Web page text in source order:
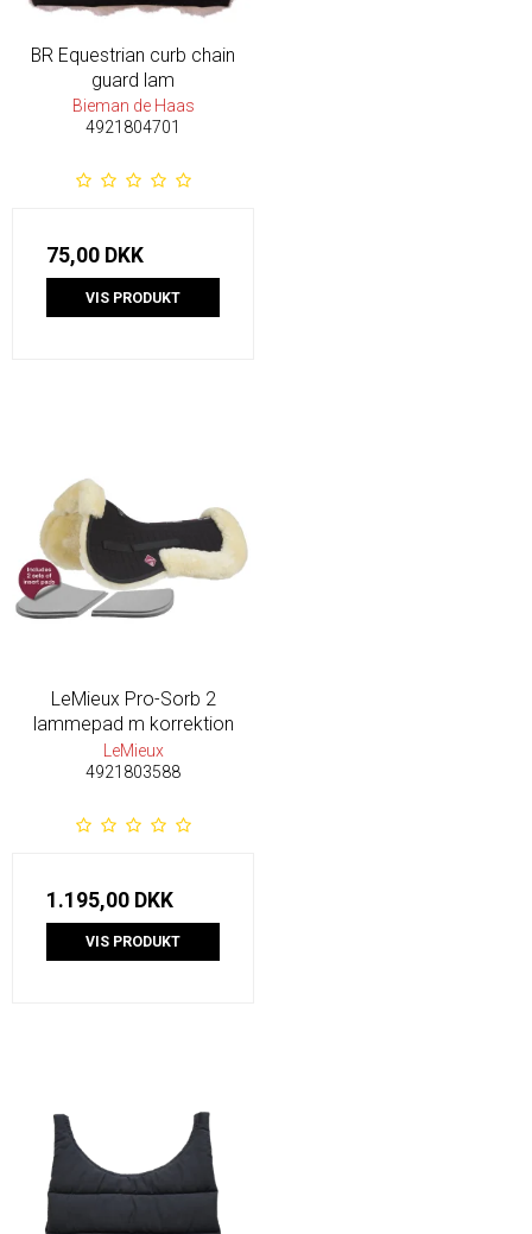
BR Equestrian curb chain
guard lam
Bieman de Haas
4921804701
75,00 DKK
VIS PRODUKT
LeMieux Pro-Sorb 2
lammepad m korrektion
LeMieux
4921803588
1.195,00 DKK
VIS PRODUKT